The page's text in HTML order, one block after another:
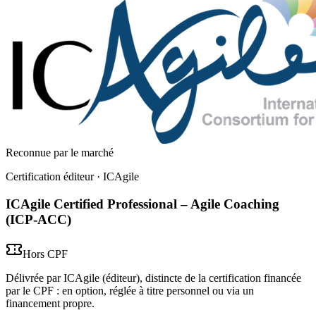
Reconnue par le marché
Certification éditeur· ICAgile
ICAgile Certified Professional – Agile Coaching
(ICP-ACC)
Hors CPF
Délivrée par ICAgile (éditeur), distincte de la certification financée
par le CPF : en option, réglée à titre personnel ou via un
financement propre.